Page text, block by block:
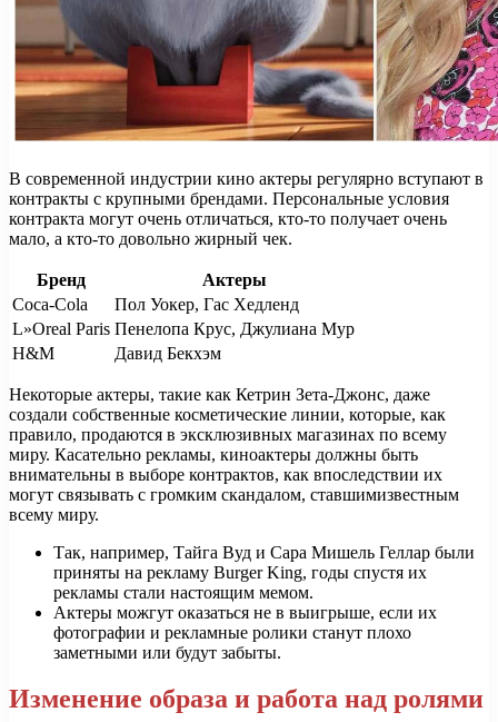
В современной индустрии кино актеры регулярно вступают в
контракты с крупными брендами. Персональные условия
контракта могут очень отличаться, кто-то получает очень
мало, а кто-то довольно жирный чек.
Бренд
Актеры
Coca-Cola
Пол Уокер, Гас Хедленд
L»Oreal Paris Пенелопа Крус, Джулиана Мур
H&M
Давид Бекхэм
Некоторые актеры, такие как Кетрин Зета-Джонс, даже
создали собственные косметические линии, которые, как
правило, продаются в эксклюзивных магазинах по всему
миру. Касательно рекламы, киноактеры должны быть
внимательны в выборе контрактов, как впоследствии их
могут связывать с громким скандалом, ставшимизвестным
всему миру.
Так, например, Тайга Вуд и Сара Мишель Геллар были
приняты на рекламу Burger King, годы спустя их
рекламы стали настоящим мемом.
Актеры можгут оказаться не в выигрыше, если их
фотографии и рекламные ролики станут плохо
заметными или будут забыты.
Изменение образа и работа над ролями